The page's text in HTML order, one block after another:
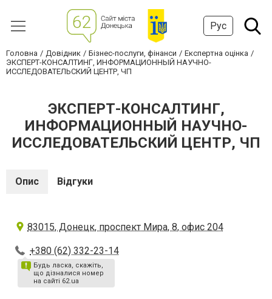
Рус
Головна Довідник Бізнес-послуги, фінанси
Експертна оцінка
ЭКСПЕРТ-КОНСАЛТИНГ, ИНФОРМАЦИОННЫЙ НАУЧНО-
ИССЛЕДОВАТЕЛЬСКИЙ ЦЕНТР, ЧП
ЭКСПЕРТ-КОНСАЛТИНГ,
ИНФОРМАЦИОННЫЙ НАУЧНО-
ИССЛЕДОВАТЕЛЬСКИЙ ЦЕНТР, ЧП
Опис Відгуки
83015, Донецк, проспект Мира, 8, офис 204
+380 (62) 332-23-14
Будь ласка, скажіть,
що дізналися номер
на сайті 62.ua